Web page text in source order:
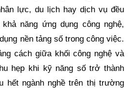
lực, du lịch hay dịch vụ đều
năng ứng dụng công nghệ,
nền tảng số trong công việc.
cách giữa khối công nghệ và
hẹp khi kỹ năng số trở thành
hết ngành nghề trên thị trường